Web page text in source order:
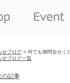
せブログ > 何でも御問合せく
せブログ一覧
の記事